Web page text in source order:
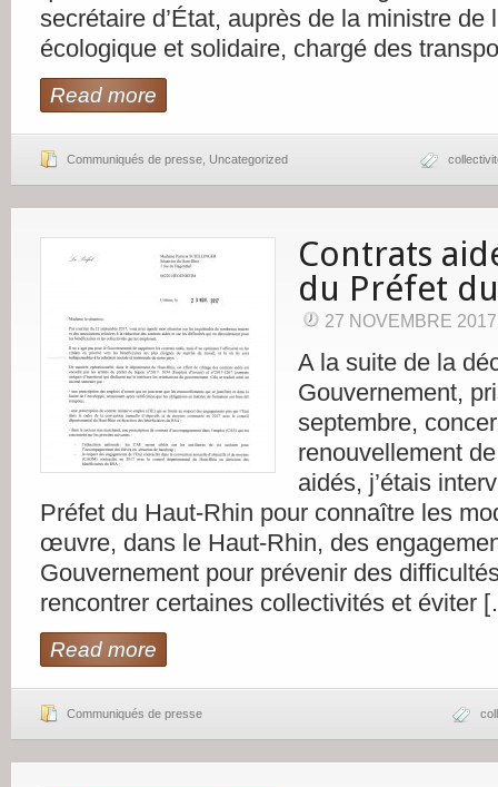
secrétaire d’État, auprès de la ministre de
écologique et solidaire, chargé des
Read more
Communiqués de presse Uncategorized
Contrats
du Préfet
27 NOVEMBRE 2017
A la suite de la
Gouvernement,
septembre,
renouvellement
aidés, j’étais
Préfet du Haut-Rhin pour connaître les
œuvre, dans le Haut-Rhin, des
Gouvernement pour prévenir des
rencontrer certaines collectivités et éviter
Read more
Communiqués de presse